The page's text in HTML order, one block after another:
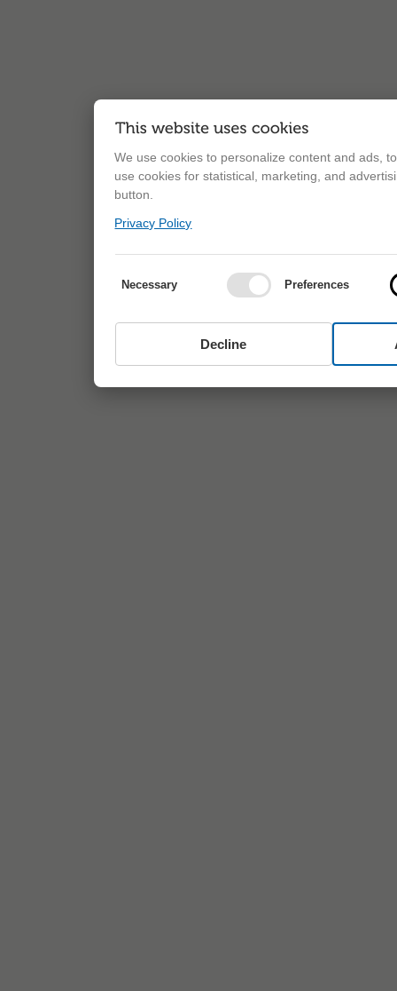
We use cookies to personalize content and ads,
use cookies for statistical, marketing, and
button.
Privacy Policy
Necessary Preferences
Decline